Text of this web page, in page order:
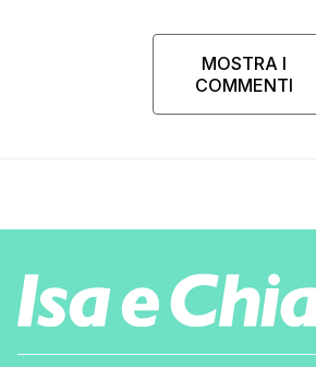
MOSTRA I
COMMENTI